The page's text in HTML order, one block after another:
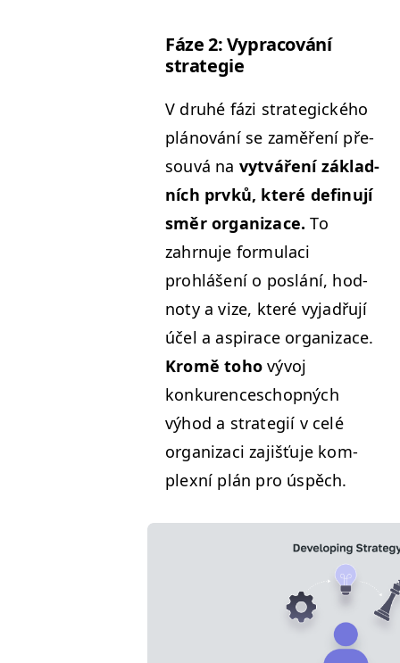
Fáze 2: Vypra­cov­ání
strategie
V druhé fázi strate­gick­ého
plánování se zaměření pře­
sou­vá na vytváření zák­lad­
ních prvků, které defin­u­jí
směr orga­ni­zace. To
zahrnu­je for­mu­laci
prohlášení o poslání, hod­
no­ty a vize, které vyjadřu­jí
účel a aspirace orga­ni­zace.
Kromě toho vývoj
konkurenceschop­ných
výhod a strate­gií v celé
orga­ni­zaci zajišťu­je kom­
plexní plán pro úspěch.